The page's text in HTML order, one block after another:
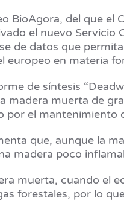
BioAgora, del que el
el nuevo
de datos que
europeo en materia
de síntesis
madera muerta de
por el mantenimiento
que, aunque la
madera poco
muerta, cuando el
forestales, por lo